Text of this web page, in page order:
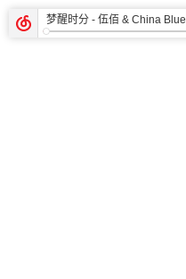
梦醒时分 - 伍佰 & China Blue